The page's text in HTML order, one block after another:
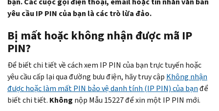
thể nộpMẫu
15227,
Đơn
xin
số
Cá
nhân
để
tâm
Hỗ
trợ
Người
thuế.
Nếu
bạn
đăng
yêu cầu IP PIN của bạn là các trò lừa đảo.
Bị mất hoặc không nhận được mã IP
PIN?
Để biết chi tiết về cách xem IP PIN của bạn trực tuyến hoặc
yêu cầu cấp lại qua đường bưu điện, hãy truy cập Không nhận
được hoặc làm mất PIN bảo vệ danh tính (IP PIN) của bạnđể
biết chi tiết. Không nộp Mẫu 15227 để xin một IP PIN mới.